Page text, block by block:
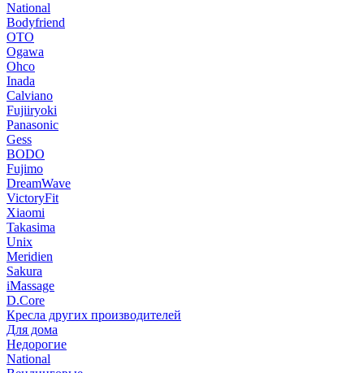
National
Bodyfriend
OTO
Ogawa
Ohco
Inada
Calviano
Fujiiryoki
Panasonic
Gess
BODO
Fujimo
DreamWave
VictoryFit
Xiaomi
Takasima
Unix
Meridien
Sakura
iMassage
D.Core
Кресла других производителей
Для дома
Недорогие
National